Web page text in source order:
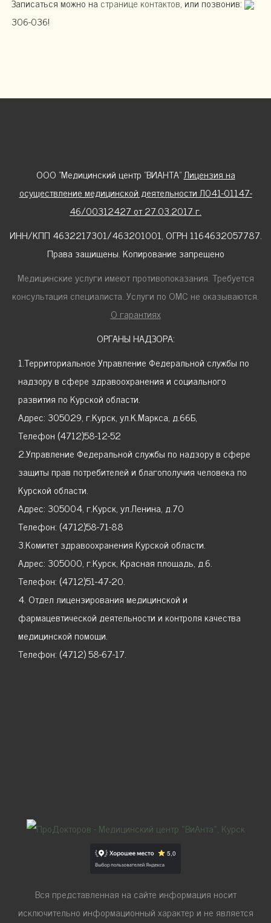
306-036!
ООО "Медицинский центр "ВИАНТА"Лицензия на
осуществление медицинской деятельности Л041-01147-
46/00312427 от 27.03.2017 г.
ИНН/КПП 4632217301/463201001, ОГРН 1164632057787.
Права защищены. Копирование запрещено
Медицинские услуги имеют противопоказания. Требуется
консультация специалиста. Услуги по ОМС не оказываются.
О гарантиях
ОРГАНЫ НАДЗОРА:
1.Территориальное Управление Федеральной службы по
надзору в сфере здравоохранения и социального
развития по Курской области.
Адрес: 305029, г.Курск, ул.К.Маркса, д.66Б,
Телефон (4712)58-12-52
2.Управление Федеральной службы по надзору в сфере
защиты прав потребителей и благополучия человека по
Курской области.
Адрес: 305004, г.Курск, ул.Ленина, д.70
Телефон: (4712)58-71-88
3.Комитет здравоохранения Курской области.
Адрес: 305000, г.Курск, Красная площадь, д.6.
Телефон: (4712)51-47-20.
4. Отдел лицензирования медицинской и
фармацевтической деятельности и контроля качества
медицинской помощи.
Телефон: (4712) 58-67-17.
Вся представленная на сайте информация носит
исключительно информационный характер и не является